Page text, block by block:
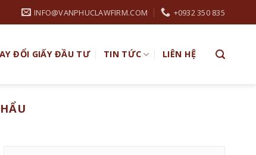
INFO@VANPHUCLAWFIRM.COM +0932 350 835
ĐỔI GIẤY ĐẦU TƯ TIN TỨC LIÊN HỆ